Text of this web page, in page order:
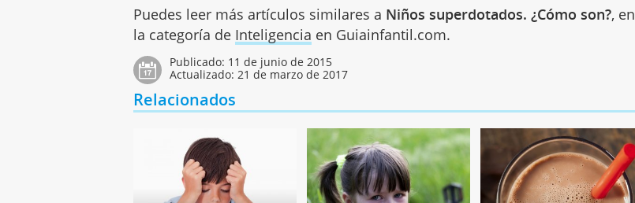
Puedes leer más artículos similares a Niños superdotados. ¿Cómo son?, en
la categoría de Inteligencia en Guiainfantil.com.
Publicado: 11 de junio de 2015
Actualizado:21 de marzo de 2017
Relacionados